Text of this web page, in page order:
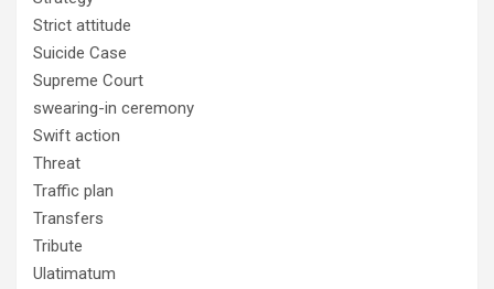
Strict attitude
Suicide Case
Supreme Court
swearing-in ceremony
Swift action
Threat
Traffic plan
Transfers
Tribute
Ulatimatum